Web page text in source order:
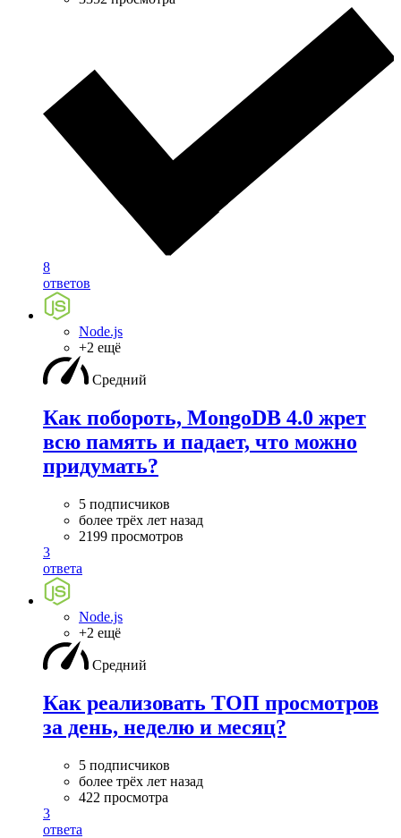
8
ответов
Node.js
+2 ещё
Средний
Как побороть, MongoDB 4.0 жрет
всю память и падает, что можно
придумать?
5 подписчиков
более трёх лет назад
2199 просмотров
3
ответа
Node.js
+2 ещё
Средний
Как реализовать ТОП просмотров
за день, неделю и месяц?
5 подписчиков
более трёх лет назад
422 просмотра
3
ответа